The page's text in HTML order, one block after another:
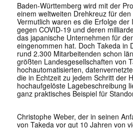
Baden-Württemberg wird mit der
einem weltweiten Drehkreuz für
Vermutlich waren es die Erfolge der
gegen COVID-19 und deren
das japanische Unternehmen für
eingenommen hat. Doch Takeda in
rund 2.300 Mitarbeitenden schon
größten Landesgesellschaften von
hochautomatisierten,
die in Echtzeit zu jedem Schritt der
hochaufgelöste Lagebeschreibung
ganz praktisches Beispiel für
Christophe Weber, der in seinen
von Takeda vor gut 10 Jahren von